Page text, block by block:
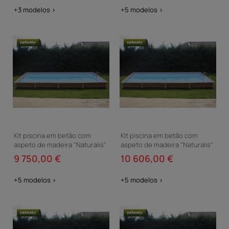
+3 modelos > +5 modelos >
Kit piscina em betão com
aspeto de madeira "Naturalis"
- 4,67 x 3,24 x 1,40 m
9 750,00 €
+5 modelos >
Kit piscina em betão com
aspeto de madeira "Naturalis"
- 6,09 x 3,24 x 1,28 m
10 606,00 €
+5 modelos >